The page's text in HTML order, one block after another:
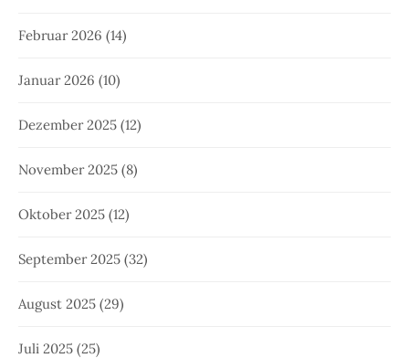
Februar 2026 (14)
Januar 2026 (10)
Dezember 2025 (12)
November 2025 (8)
Oktober 2025 (12)
September 2025 (32)
August 2025 (29)
Juli 2025 (25)